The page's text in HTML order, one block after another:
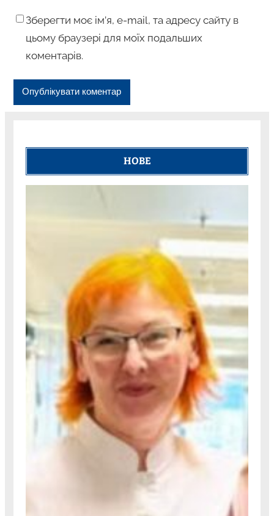
Зберегти моє ім’я, e-mail, та адресу сайту в
цьому браузері для моїх подальших
коментарів.
НОВЕ